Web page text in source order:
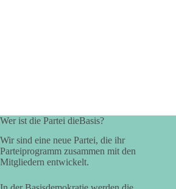
Wer ist die Partei dieBasis?
Wir sind eine neue Partei, die ihr
Parteiprogramm zusammen mit den
Mitgliedern entwickelt.